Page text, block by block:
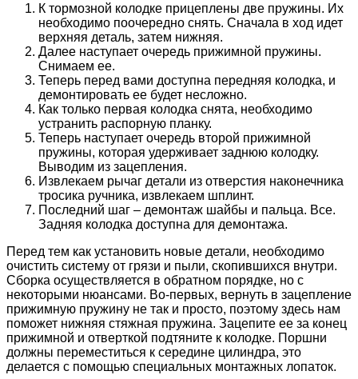
К тормозной колодке прицеплены две пружины. Их
необходимо поочередно снять. Сначала в ход идет
верхняя деталь, затем нижняя.
Далее наступает очередь прижимной пружины.
Снимаем ее.
Теперь перед вами доступна передняя колодка, и
демонтировать ее будет несложно.
Как только первая колодка снята, необходимо
устранить распорную планку.
Теперь наступает очередь второй прижимной
пружины, которая удерживает заднюю колодку.
Выводим из зацепления.
Извлекаем рычаг детали из отверстия наконечника
тросика ручника, извлекаем шплинт.
Последний шаг – демонтаж шайбы и пальца. Все.
Задняя колодка доступна для демонтажа.
Перед тем как установить новые детали, необходимо
очистить систему от грязи и пыли, скопившихся внутри.
Сборка осуществляется в обратном порядке, но с
некоторыми нюансами. Во-первых, вернуть в зацепление
прижимную пружину не так и просто, поэтому здесь нам
поможет нижняя стяжная пружина. Зацепите ее за конец
прижимной и отверткой подтяните к колодке. Поршни
должны переместиться к середине цилиндра, это
делается с помощью специальных монтажных лопаток.